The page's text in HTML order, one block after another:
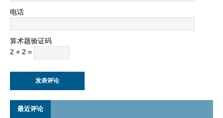
电话
算术题验证码
2 + 2 =
最近评论